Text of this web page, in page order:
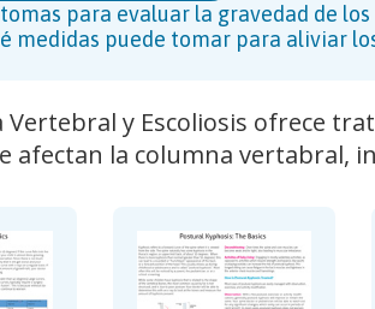
para evaluar la gravedad de
medidas puede tomar para aliviar
Vertebral y Escoliosis ofrece
afectan la columna vertabral,